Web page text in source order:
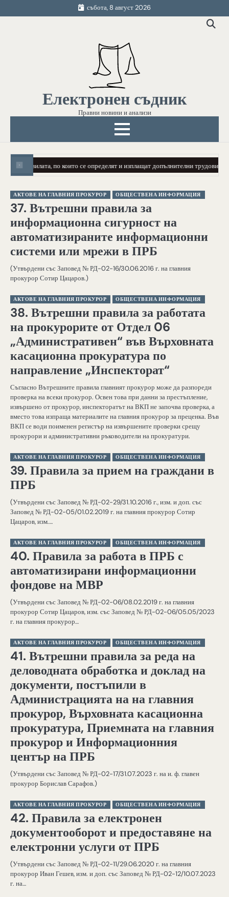
to
събота, 8 август 2026
Електронен съдник
Правни новини и анализи
Правилата, по които се определят и изплащат допълнителни трудови
АКТОВЕ НА ГЛАВНИЯ ПРОКУРОР ОБЩЕСТВЕНА ИНФОРМАЦИЯ
37. Вътрешни правила за
информационна сигурност на
автоматизираните информационни
системи или мрежи в ПРБ
(Утвърдени със Заповед № РД-02-16/30.06.2016 г. на главния
прокурор Сотир Цацаров.)
АКТОВЕ НА ГЛАВНИЯ ПРОКУРОР ОБЩЕСТВЕНА ИНФОРМАЦИЯ
38. Вътрешни правила за работата
на прокурорите от Отдел 06
„Административен“ във Върховната
касационна прокуратура по
направление „Инспекторат“
Съгласно Вътрешните правила главният прокурор може да разпореди
проверка на всеки прокурор. Освен това при данни за престъпление,
извършено от прокурор, инспекторатът на ВКП не започва проверка, а
вместо това изпраща материалите на главния прокурор за преценка. Във
ВКП се води поименен регистър на извършените проверки срещу
прокурори и административни ръководители на прокуратури.
АКТОВЕ НА ГЛАВНИЯ ПРОКУРОР ОБЩЕСТВЕНА ИНФОРМАЦИЯ
39. Правила за прием на граждани в
ПРБ
(Утвърдени със Заповед № РД-02-29/31.10.2016 г., изм. и доп. със
Заповед № РД-02-05/01.02.2019 г. на главния прокурор Сотир
Цацаров, изм.…
АКТОВЕ НА ГЛАВНИЯ ПРОКУРОР ОБЩЕСТВЕНА ИНФОРМАЦИЯ
40. Правила за работа в ПРБ с
автоматизирани информационни
фондове на МВР
(Утвърдени със Заповед № РД-02-06/08.02.2019 г. на главния
прокурор Сотир Цацаров, изм. със Заповед № РД-02-06/05.05/2023
г. на главния прокурор…
АКТОВЕ НА ГЛАВНИЯ ПРОКУРОР ОБЩЕСТВЕНА ИНФОРМАЦИЯ
41. Вътрешни правила за реда на
деловодната обработка и доклад на
документи, постъпили в
Администрацията на на главния
прокурор, Върховната касационна
прокуратура, Приемната на главния
прокурор и Информационния
център на ПРБ
(Утвърдени със Заповед № РД-02-17/31.07.2023 г. на и. ф. главен
прокурор Борислав Сарафов.)
АКТОВЕ НА ГЛАВНИЯ ПРОКУРОР ОБЩЕСТВЕНА ИНФОРМАЦИЯ
42. Правила за електронен
документооборот и предоставяне на
електронни услуги от ПРБ
(Утвърдени със Заповед № РД-02-11/29.06.2020 г. на главния
прокурор Иван Гешев, изм. и доп. със Заповед № РД-02-12/10.07.2023
г. на…